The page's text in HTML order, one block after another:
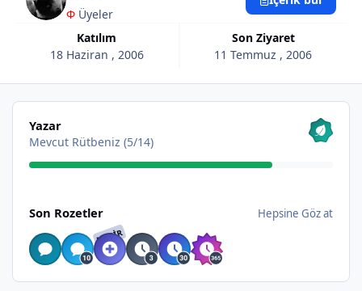
Φ Üyeler
Katılım
18 Haziran , 2006
Son Ziyaret
11 Temmuz , 2006
Hepsine Göz at
Yazar
Mevcut Rütbeniz (5/14)
Son Rozetler Hepsine Göz at
NADIR